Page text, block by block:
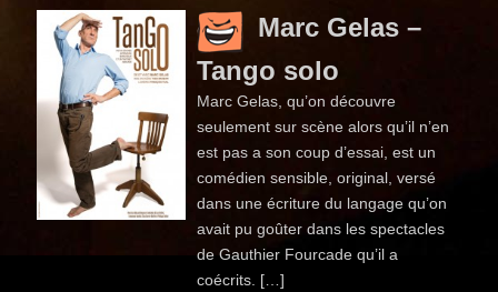
Marc Gelas –
Tango solo
Marc Gelas, qu’on découvre
seulement sur scène alors qu’il n’en
est pas a son coup d’essai, est un
comédien sensible, original, versé
dans une écriture du langage qu’on
avait pu goûter dans les spectacles
de Gauthier Fourcade qu’il a
coécrits. […]